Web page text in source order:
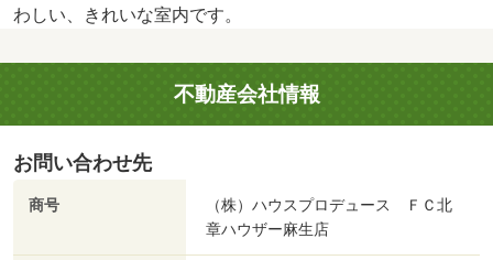
わしい、きれいな室内です。
不動産会社情報
お問い合わせ先
商号
（株）ハウスプロデュース ＦＣ北
章ハウザー麻生店